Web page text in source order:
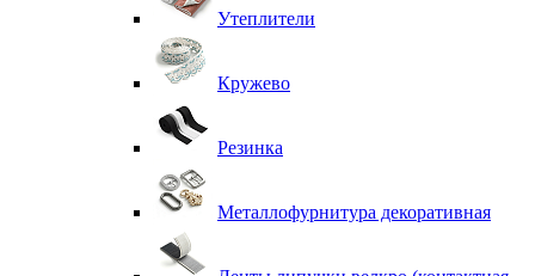
Утеплители
Кружево
Резинка
Металлофурнитура декоративная